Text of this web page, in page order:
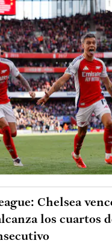
Chelsea
los cuartos